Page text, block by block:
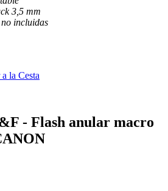
3,5 mm
incluidas
la Cesta
- Flash anular macro